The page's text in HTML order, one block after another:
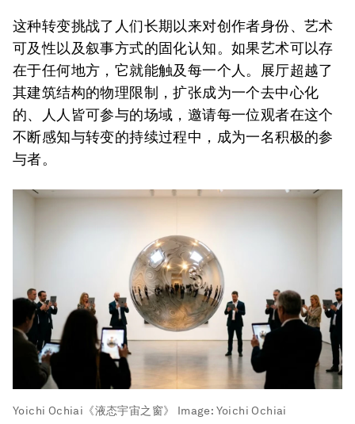
这种转变挑战了人们长期以来对创作者身份、艺术
可及性以及叙事方式的固化认知。如果艺术可以存
在于任何地方，它就能触及每一个人。展厅超越了
其建筑结构的物理限制，扩张成为一个去中心化
的、人人皆可参与的场域，邀请每一位观者在这个
不断感知与转变的持续过程中，成为一名积极的参
与者。
Yoichi Ochiai《液态宇宙之窗》 Image: Yoichi Ochiai